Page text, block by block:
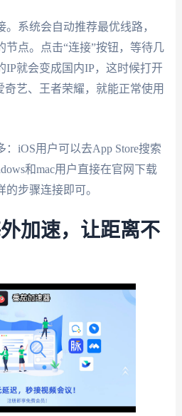
系统会自动推荐最优线路，
节点。点击“连接”按钮，等待几
IP就会变成国内IP，这时候打开
奇艺、王者荣耀，就能正常使用
iOS用户可以去App Store搜索
和mac用户直接在官网下载
步骤连接即可。
加速，让距离不